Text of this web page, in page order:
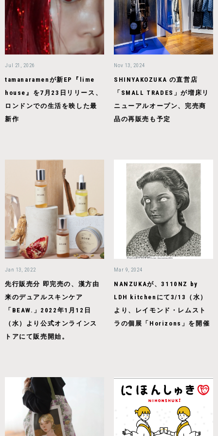
Jul 21, 2026
tamanaramenが新EP『lime
house』を7月23日リリース、
ロンドンでの生活を映した最
新作
Nov 13, 2024
SHINYAKOZUKA の直営店
「SMALL TRADES」が増床リ
ニューアルオープン、完売商
品の再販売も予定
Jan 13, 2022
先行販売分 即完売の、漢方由
来のデュアルスキンケア
「BEAW.」2022年1月12日
（水）より公式オンラインス
トアにて販売開始。
Mar 9, 2024
NANZUKAが、3110NZ by
LDH kitchenにて3/13（水）
より、レイモンド・レムスト
ラの個展「Horizons」を開催